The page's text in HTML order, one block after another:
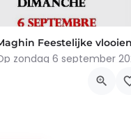
Feestelijke
Rue Maghin, 4000 Liège